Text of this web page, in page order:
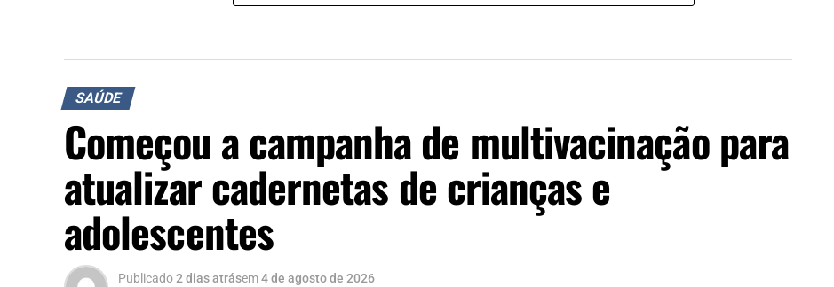
SAÚDE
Começou a campanha de multivacinação para
atualizar cadernetas de crianças e
adolescentes
Publicado2 dias atrásem4 de agosto de 2026